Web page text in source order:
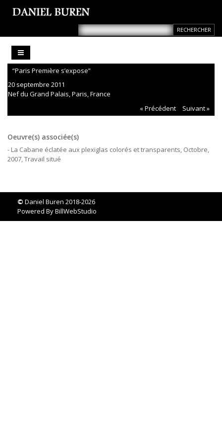
“Paris Première s’expose”
20 septembre 2011
Nef du Grand Palais, Paris, France
« Précédent
Suivant »
Oeuvre(s) associée(s)
- La Cabane éclatée aux plexiglas colorés et transparents, Octobre,
2007, Travail situé
© Daniel Buren 2018-2026
Powered ByBillWebStudio